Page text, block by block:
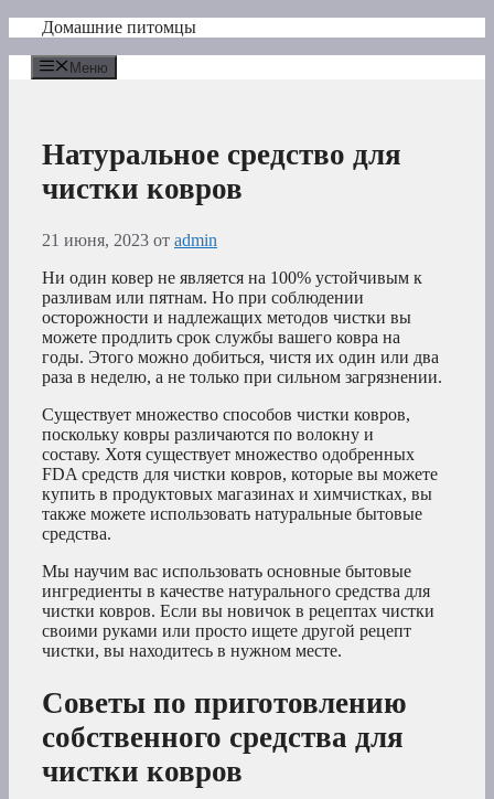
Перейти
содержимому
Домашние питомцы
Меню
Натуральное средство для
чистки ковров
21 июня, 2023 от admin
Ни один ковер не является на 100% устойчивым к
разливам или пятнам. Но при соблюдении
осторожности и надлежащих методов чистки вы
можете продлить срок службы вашего ковра на
годы. Этого можно добиться, чистя их один или два
раза в неделю, а не только при сильном загрязнении.
Существует множество способов чистки ковров,
поскольку ковры различаются по волокну и
составу. Хотя существует множество одобренных
FDA средств для чистки ковров, которые вы можете
купить в продуктовых магазинах и химчистках, вы
также можете использовать натуральные бытовые
средства.
Мы научим вас использовать основные бытовые
ингредиенты в качестве натурального средства для
чистки ковров. Если вы новичок в рецептах чистки
своими руками или просто ищете другой рецепт
чистки, вы находитесь в нужном месте.
Советы по приготовлению
собственного средства для
чистки ковров